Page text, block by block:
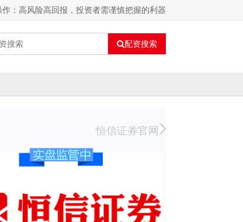
：高风险高回报，投资者需谨慎把握的利器
配资搜索
恒信证券官网